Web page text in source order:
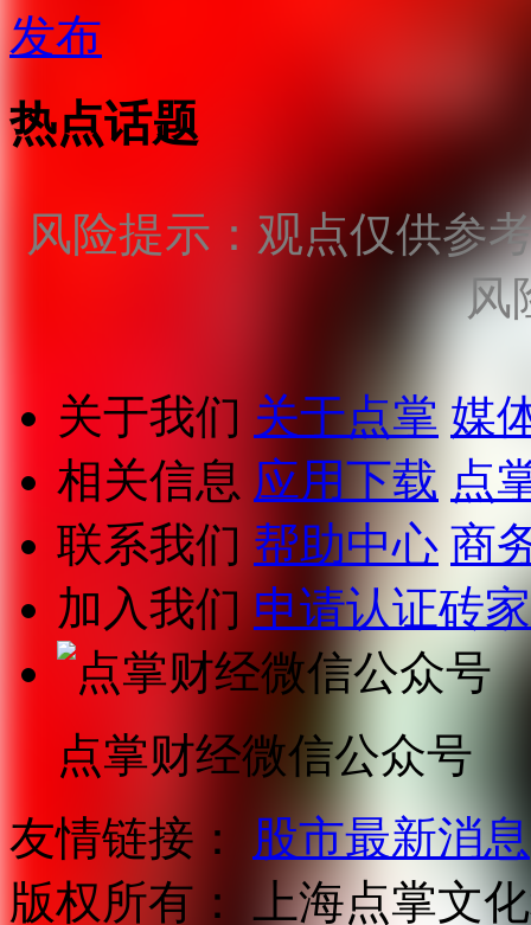
发布
热点话题
风险提示：观点仅供参
风
关于我们 关于点掌 媒
相关信息 应用下载 点
联系我们 帮助中心 商
加入我们 申请认证砖家
点掌财经微信公众号
友情链接：
股市最新消息
版权所有：
上海点掌文